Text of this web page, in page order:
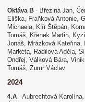
Oktáva B - Březina Jan,
Eliška, Fraňková Antonie,
Michaela, Klír Štěpán,
Tomáš, Křenek Martin,
Jonáš, Mrázková Kateřina,
Markéta, Radilová Adéla,
Ondřej, Válková Bára,
Tomáš, Zumr Václav
2024
4.A - Aubrechtová